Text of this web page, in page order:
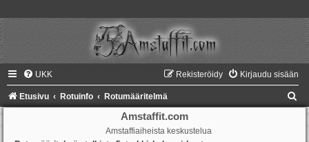
UKK Kirjaudu sisään
Rekisteröidy
Etusivu Rotuinfo Rotumääritelmä
Amstaffit.com
Amstaffiaiheista keskustelua